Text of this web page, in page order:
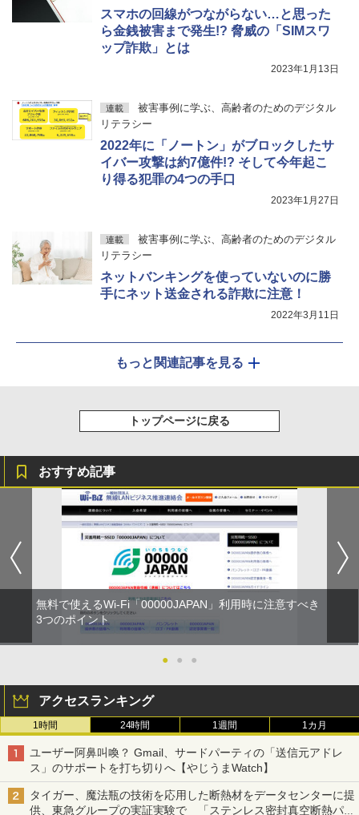
スマホの回線がつながらない…と思った
ら金銭被害まで発生!? 脅威の「SIMスワ
ップ詐欺」とは
2023年1月13日
連載
被害事例に学ぶ、高齢者のためのデジタル
リテラシー
2022年に「ノートン」がブロックしたサ
イバー攻撃は約7億件!? そして今年起こ
り得る犯罪の4つの手口
2023年1月27日
連載
被害事例に学ぶ、高齢者のためのデジタル
リテラシー
ネットバンキングを使っていないのに勝
手にネット送金される詐欺に注意！
2022年3月11日
もっと関連記事を見る
トップページに戻る
おすすめ記事
無料で使えるWi-Fi「00000JAPAN」利用時に注意すべき
3つのポイント
● ● ●
アクセスランキング
1時間 24時間 1週間 1カ月
ユーザー阿鼻叫喚？ Gmail、サードパーティの「送信元アドレ
ス」のサポートを打ち切りへ【やじうまWatch】
タイガー、魔法瓶の技術を応用した断熱材をデータセンターに提
供、東急グループの実証実験で 「ステンレス密封真空断熱パネ